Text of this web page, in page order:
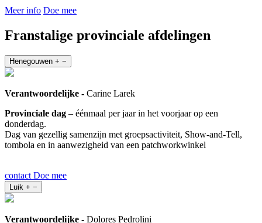
Meer info Doe mee
Franstalige provinciale afdelingen
Henegouwen + −
Verantwoordelijke - Carine Larek
Provinciale dag – éénmaal per jaar in het voorjaar op een
donderdag.
Dag van gezellig samenzijn met groepsactiviteit, Show-and-Tell,
tombola en in aanwezigheid van een patchworkwinkel
contact Doe mee
Luik + −
Verantwoordelijke - Dolores Pedrolini